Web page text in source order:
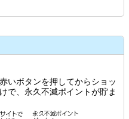
いボタンを押してからショッ
で、永久不滅ポイントが貯ま